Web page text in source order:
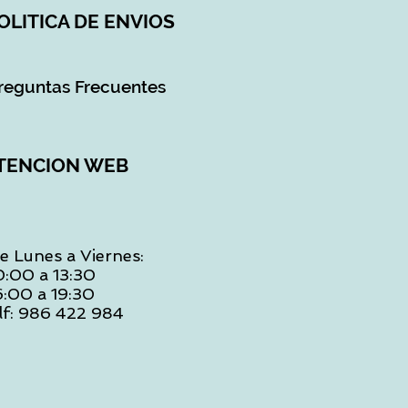
DE ENVIOS
Frecuentes
WEB
Lunes a Viernes:
a 13:30
a 19:30
986 422 984